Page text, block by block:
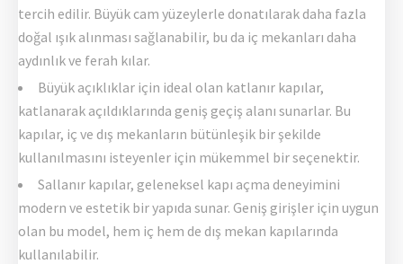
tercih edilir. Büyük cam yüzeylerle donatılarak daha fazla
doğal ışık alınması sağlanabilir, bu da iç mekanları daha
aydınlık ve ferah kılar.
Büyük açıklıklar için ideal olan katlanır kapılar,
katlanarak açıldıklarında geniş geçiş alanı sunarlar. Bu
kapılar, iç ve dış mekanların bütünleşik bir şekilde
kullanılmasını isteyenler için mükemmel bir seçenektir.
Sallanır kapılar, geleneksel kapı açma deneyimini
modern ve estetik bir yapıda sunar. Geniş girişler için uygun
olan bu model, hem iç hem de dış mekan kapılarında
kullanılabilir.